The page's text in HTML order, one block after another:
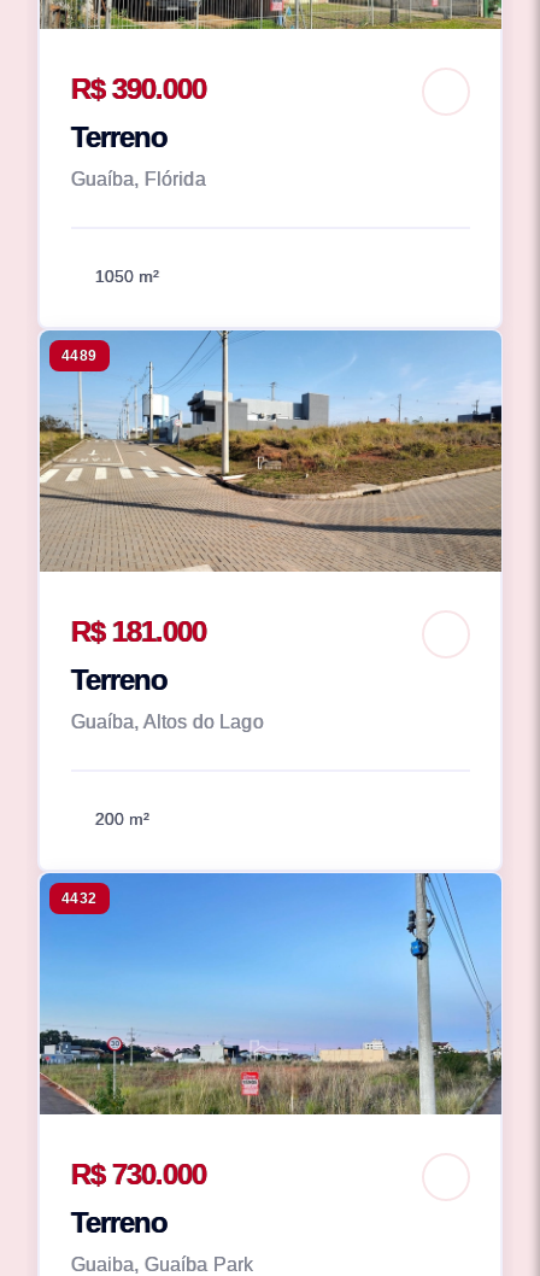
R$ 390.000
Terreno
Guaíba, Flórida
1050 m²
4489
R$ 181.000
Terreno
Guaíba, Altos do Lago
200 m²
4432
R$ 730.000
Terreno
Guaiba, Guaíba Park